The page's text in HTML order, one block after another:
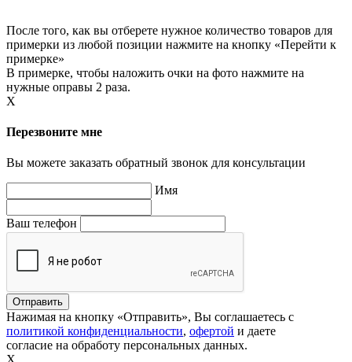
После того, как вы отберете нужное количество товаров для
примерки из любой позиции нажмите на кнопку «Перейти к
примерке»
В примерке, чтобы наложить очки на фото нажмите на
нужные оправы 2 раза.
X
Перезвоните мне
Вы можете заказать обратный звонок для консультации
Имя
Ваш телефон
Нажимая на кнопку «Отправить», Вы соглашаетесь с
политикой конфиденциальности, офертой и даете
согласие на обработу персональных данных.